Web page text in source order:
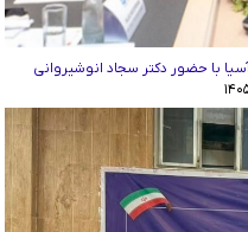
با حضور دکتر سجاد انوشیروانی